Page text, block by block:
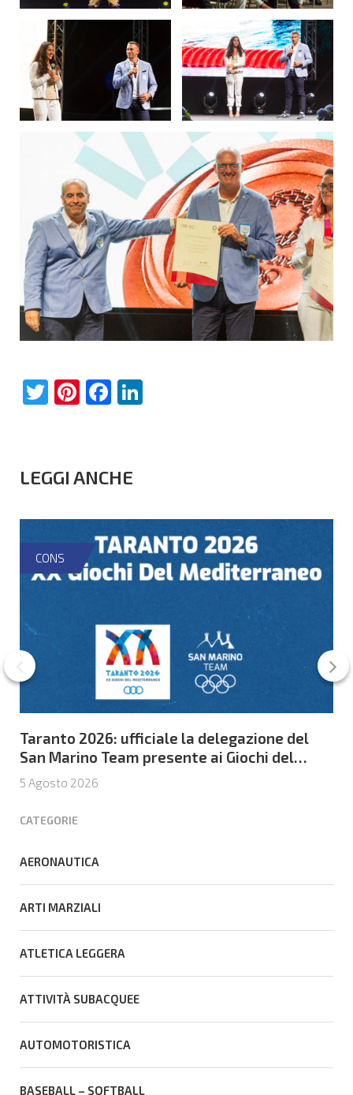
Twitter
Pinterest
Facebook
LEGGI ANCHE
CONS
Taranto 2026: ufficiale la delegazione del
San Marino Team presente ai Giochi del
Mediterraneo
5 Agosto 2026
CATEGORIE
AERONAUTICA
ARTI MARZIALI
ATLETICA LEGGERA
ATTIVITÀ SUBACQUEE
AUTOMOTORISTICA
BASEBALL – SOFTBALL